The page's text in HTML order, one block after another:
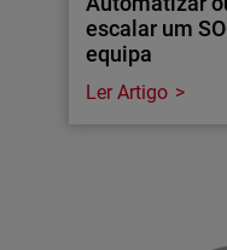
escalar um
equipa
Ler Artigo